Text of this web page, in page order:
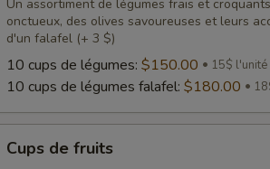
légumes
Un assortiment de légumes frais et
onctueux, des olives savoureuses et leurs
d'un falafel (+ 3 $)
10 cups de légumes: $150.00 15$ l'unité
10 cups de légumes falafel: $180.00
Cups de fruits